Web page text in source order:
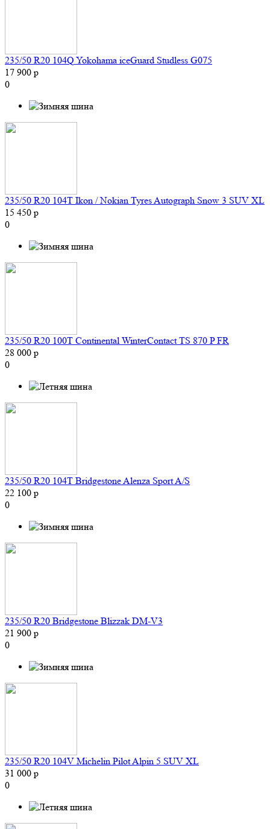
235/50 R20 104Q Yokohama iceGuard Studless G075
17 900 р
0
235/50 R20 104T Ikon / Nokian Tyres Autograph Snow 3 SUV XL
15 450 р
0
235/50 R20 100T Continental WinterContact TS 870 P FR
28 000 р
0
235/50 R20 104T Bridgestone Alenza Sport A/S
22 100 р
0
235/50 R20 Bridgestone Blizzak DM-V3
21 900 р
0
235/50 R20 104V Michelin Pilot Alpin 5 SUV XL
31 000 р
0